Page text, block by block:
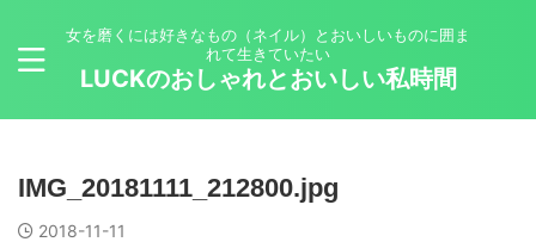
女を磨くには好きなもの（ネイル）とおいしいものに囲ま
れて生きていたい
LUCKのおしゃれとおいしい私時間
IMG_20181111_212800.jpg
2018-11-11